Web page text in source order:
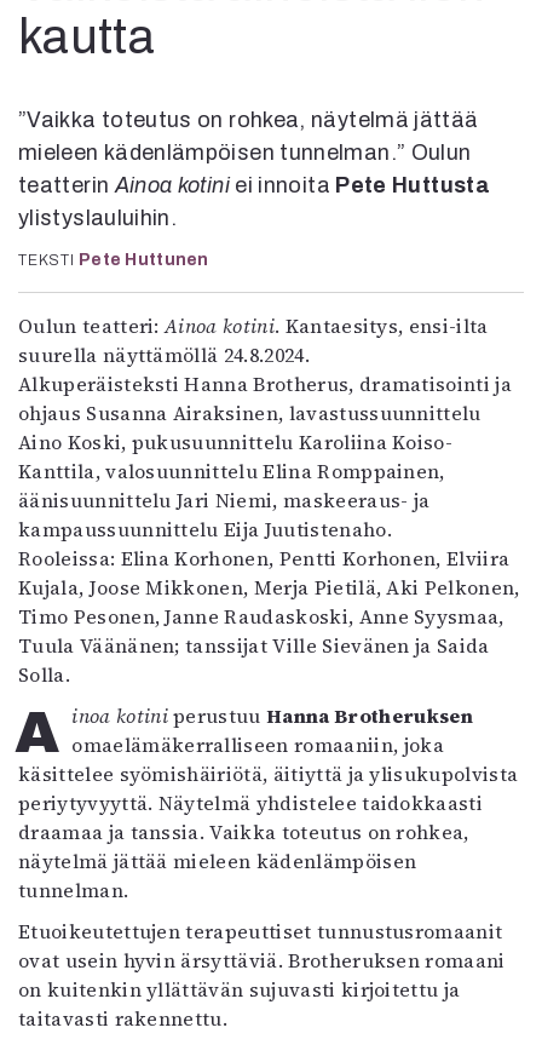
Lehdet
4/2026
6/2025
5/2025 saame
5/2025
Lehtiarkisto
Info
Tilaus ja irtonumerot
Yhteistyössä
Toimitus
Mediatiedot
Kaltio ry
kautta
”Vaikka toteutus on rohkea, näytelmä jättää
mieleen kädenlämpöisen tunnelman.” Oulun
teatterin Ainoa kotiniei innoita Pete Huttusta
ylistyslauluihin.
TEKSTI Pete Huttunen
Oulun teatteri:Ainoa kotini. Kantaesitys, ensi-ilta
suurella näyttämöllä 24.8.2024.
Alkuperäisteksti Hanna Brotherus, dramatisointi ja
ohjaus Susanna Airaksinen, lavastussuunnittelu
Aino Koski, pukusuunnittelu Karoliina Koiso-
Kanttila, valosuunnittelu Elina Romppainen,
äänisuunnittelu Jari Niemi, maskeeraus- ja
kampaussuunnittelu Eija Juutistenaho.
Rooleissa: Elina Korhonen, Pentti Korhonen, Elviira
Kujala, Joose Mikkonen, Merja Pietilä, Aki Pelkonen,
Timo Pesonen, Janne Raudaskoski, Anne Syysmaa,
Tuula Väänänen; tanssijat Ville Sievänen ja Saida
Solla.
Ainoa kotiniperustuuHanna Brotheruksen
omaelämäkerralliseen romaaniin, joka
käsittelee syömishäiriötä, äitiyttä ja ylisukupolvista
periytyvyyttä. Näytelmä yhdistelee taidokkaasti
draamaa ja tanssia. Vaikka toteutus on rohkea,
näytelmä jättää mieleen kädenlämpöisen
tunnelman.
Etuoikeutettujen terapeuttiset tunnustusromaanit
ovat usein hyvin ärsyttäviä. Brotheruksen romaani
on kuitenkin yllättävän sujuvasti kirjoitettu ja
taitavasti rakennettu.